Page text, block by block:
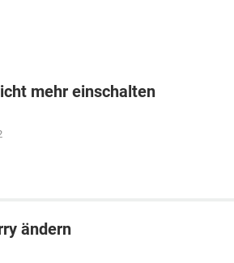
mehr einschalten
ändern